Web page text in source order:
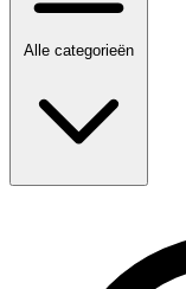
Alle categorieën